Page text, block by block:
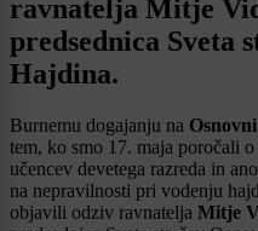
ravnatelja Mitje
predsednica Sveta
Hajdina.
Burnemu dogajanju na
tem, ko smo 17. maja poročali o
učencev devetega razreda in
na nepravilnosti pri vodenju
objavili odziv ravnatelja Mitje